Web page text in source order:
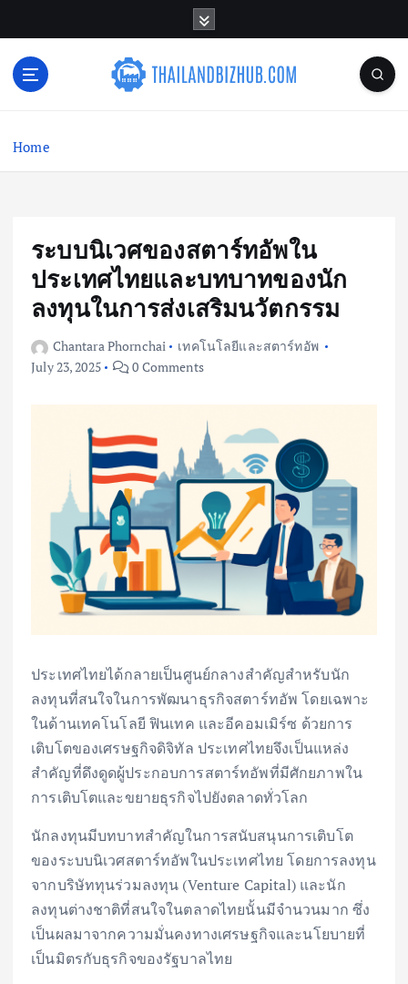
n
Home
ระบบนิเวศของสตาร์ทอัพใน
ประเทศไทยและบทบาทของนัก
ลงทุนในการส่งเสริมนวัตกรรม
Chantara Phornchai
เทคโนโลยีและสตาร์ทอัพ
July 23, 2025
0 Comments
ประเทศไทยได้กลายเป็นศูนย์กลางสำคัญสำหรับนัก
ลงทุนที่สนใจในการพัฒนาธุรกิจสตาร์ทอัพ โดยเฉพาะ
ในด้านเทคโนโลยี ฟินเทค และอีคอมเมิร์ซ ด้วยการ
เติบโตของเศรษฐกิจดิจิทัล ประเทศไทยจึงเป็นแหล่ง
สำคัญที่ดึงดูดผู้ประกอบการสตาร์ทอัพที่มีศักยภาพใน
การเติบโตและขยายธุรกิจไปยังตลาดทั่วโลก
นักลงทุนมีบทบาทสำคัญในการสนับสนุนการเติบโต
ของระบบนิเวศสตาร์ทอัพในประเทศไทย โดยการลงทุน
จากบริษัททุนร่วมลงทุน (Venture Capital) และนัก
ลงทุนต่างชาติที่สนใจในตลาดไทยนั้นมีจำนวนมาก ซึ่ง
เป็นผลมาจากความมั่นคงทางเศรษฐกิจและนโยบายที่
เป็นมิตรกับธุรกิจของรัฐบาลไทย